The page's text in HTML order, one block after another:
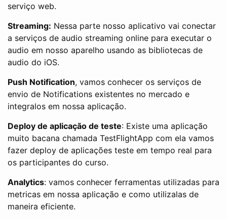
serviço web.
Streaming: Nessa parte nosso aplicativo vai conectar
a serviços de audio streaming online para executar o
audio em nosso aparelho usando as bibliotecas de
audio do iOS.
Push Notification, vamos conhecer os serviços de
envio de Notifications existentes no mercado e
integralos em nossa aplicação.
Deploy de aplicação de teste: Existe uma aplicação
muito bacana chamada TestFlightApp com ela vamos
fazer deploy de aplicações teste em tempo real para
os participantes do curso.
Analytics: vamos conhecer ferramentas utilizadas para
metricas em nossa aplicação e como utilizalas de
maneira eficiente.